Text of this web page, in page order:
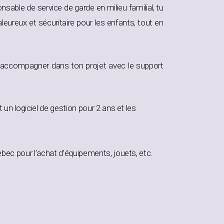
de service de garde en milieu familial, tu
et sécuritaire pour les enfants, tout en
dans ton projet avec le support
un logiciel de gestion pour 2 ans et les
pour l’achat d’équipements, jouets, etc.